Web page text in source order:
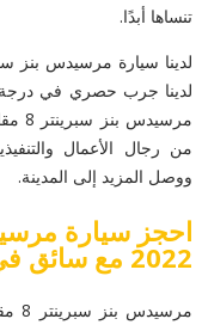
تنساها أبدًا.
لدينا جرب حصري في درجة
من رجال الأعمال
ووصل المزيد إلى المدينة.
2022 مع سائق في دبي